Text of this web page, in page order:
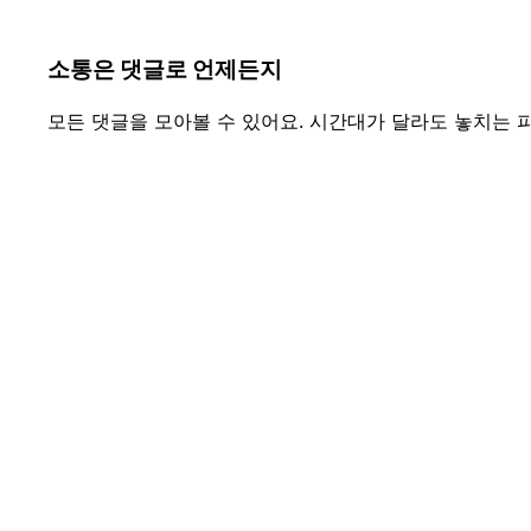
소통은 댓글로 언제든지
모든 댓글을 모아볼 수 있어요. 시간대가 달라도 놓치는